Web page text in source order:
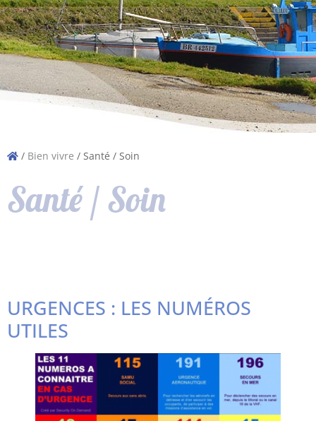
/ Bien vivre / Santé / Soin
Santé / Soin
URGENCES : LES NUMÉROS
UTILES